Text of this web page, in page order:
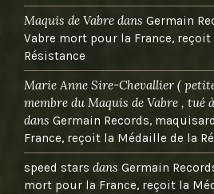
Maquis de Vabre dansGermain
Vabre mort pour la France,
Résistance
Marie Anne Sire-Chevallier (
membre du Maquis de Vabre , tué
dansGermain Records,
France, reçoit la Médaille de la
speed stars dansGermain
mort pour la France, reçoit la